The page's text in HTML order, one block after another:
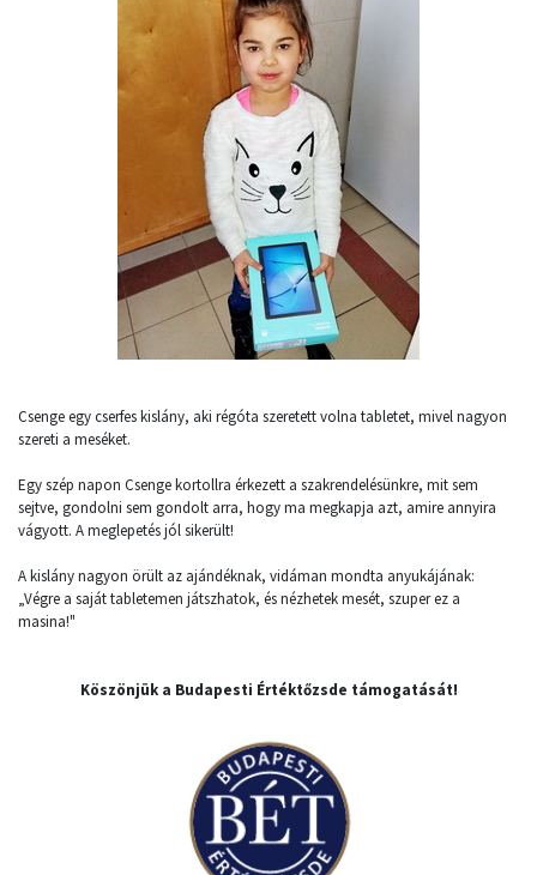
Csenge egy cserfes kislány, aki régóta szeretett volna tabletet, mivel nagyon
szereti a meséket.
Egy szép napon Csenge kortollra érkezett a szakrendelésünkre, mit sem
sejtve, gondolni sem gondolt arra, hogy ma megkapja azt, amire annyira
vágyott. A meglepetés jól sikerült!
A kislány nagyon örült az ajándéknak, vidáman mondta anyukájának:
„Végre a saját tabletemen játszhatok, és nézhetek mesét, szuper ez a
masina!"
Köszönjük a Budapesti Értéktőzsde támogatását!